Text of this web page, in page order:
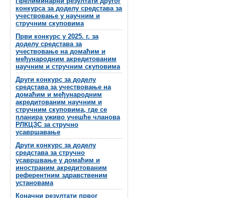
конкурса за доделу средстава за
учествовање у научним и
стручним скуповима
Први конкурс у 2025. г. за
доделу средстава за
учествовање на домаћим и
међународним акредитованим
научним и стручним скуповима
Други конкурс за доделу
средстава за учествовање на
домаћим и међународним
акредитованим научним и
стручним скуповима, где се
планира уживо учешће чланова
РЛКЦЗС за стручно
усавршавање
Други конкурс за доделу
средстава за стручно
усавршвање у домаћим и
иностраним акредитованим
референтним здравственим
установама
Коначни резултати првог